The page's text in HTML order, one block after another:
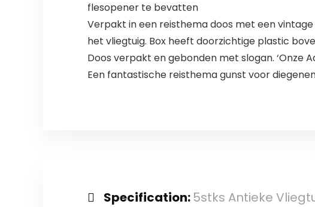
flesopener te bevatten
Verpakt in een reisthema doos met een
het vliegtuig. Box heeft doorzichtige plastic
Doos verpakt en gebonden met slogan. ‘Onze
Een fantastische reisthema gunst voor
Specification: 5stks Antieke